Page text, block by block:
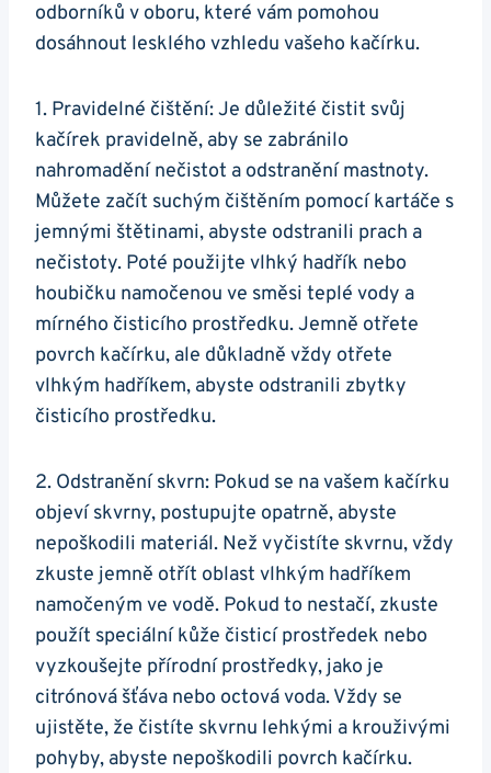
odborníků v oboru, které vám pomohou​
dosáhnout lesklého‍ vzhledu vašeho kačírku.
1. Pravidelné čištění: Je⁣ důležité čistit ⁢svůj
kačírek ​pravidelně, aby se zabránilo
nahromadění nečistot ⁤a odstranění ‍mastnoty.
Můžete začít suchým čištěním pomocí kartáče s
jemnými štětinami, ⁣abyste ‍odstranili prach a
nečistoty. Poté použijte⁢ vlhký hadřík nebo
houbičku ⁣namočenou ve směsi teplé‍ vody a
mírného čisticího‍ prostředku. Jemně otřete
povrch kačírku, ale ⁣důkladně vždy otřete
vlhkým ‍hadříkem, abyste odstranili zbytky
⁢čisticího ⁣prostředku.
2. Odstranění skvrn: Pokud se na ‍vašem‍ kačírku
objeví ⁣skvrny, postupujte opatrně, abyste
nepoškodili materiál. Než vyčistíte skvrnu, vždy
zkuste‌ jemně otřít oblast vlhkým hadříkem
namočeným ve vodě. Pokud to nestačí, zkuste
použít speciální kůže čisticí‍ prostředek nebo
vyzkoušejte přírodní prostředky, jako je
citrónová šťáva nebo octová voda. Vždy se
ujistěte, že⁤ čistíte skvrnu lehkými a⁤ krouživými
pohyby, abyste nepoškodili povrch kačírku.